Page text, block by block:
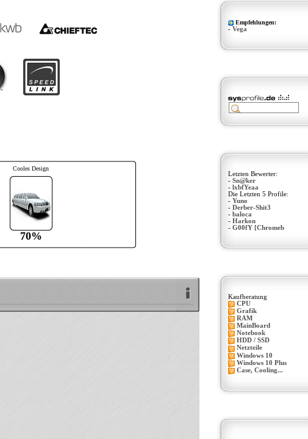
Cooles Design
70%
Empfehlungen:
- Vega
Letzten Bewerter:
- Sn@ker
- lxbfYeaa
Die Letzten 5 Profile:
- Yuno
- Derber-Shit3
- baloca
- Harkon
- G00fY [Chromeb
Kaufberatung
CPU
Grafik
RAM
MainBoard
Notebook
HDD / SSD
Netzteile
Windows 10
Windows 10 Plus
Case, Cooling...